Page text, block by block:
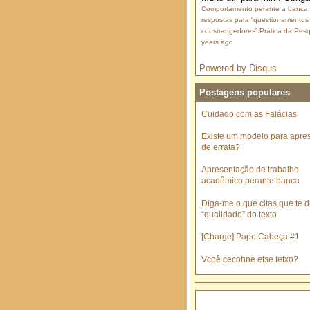
Comportamento perante a banca
respostas para “questionamentos
constrangedores”:Prática da
years ago
Powered by Disqus
Postagens populares
Cuidado com as Falácias
Existe um modelo para
de errata?
Apresentação de trabalho
acadêmico perante banca
Diga-me o que citas que te
“qualidade” do texto
[Charge] Papo Cabeça #1
Vcoê cecohne etse tetxo?